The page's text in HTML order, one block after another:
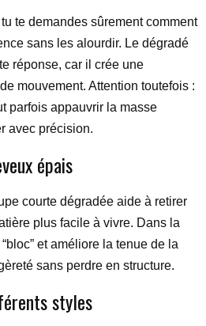
te demandes sûrement comment
sans les alourdir. Le dégradé
réponse, car il crée une
mouvement. Attention toutefois :
parfois appauvrir la masse
avec précision.
épais
courte dégradée aide à retirer
plus facile à vivre. Dans la
et améliore la tenue de la
sans perdre en structure.
styles